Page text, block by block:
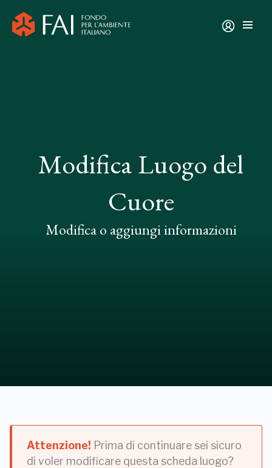
Modifica Luogo del
Cuore
Modifica o aggiungi informazioni
Attenzione! Prima di continuare sei sicuro
di voler modificare questa scheda luogo?